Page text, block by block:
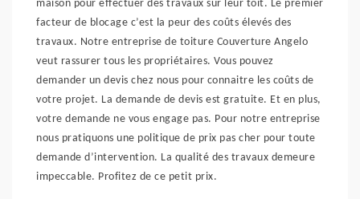
maison pour effectuer des travaux sur leur toit. Le premier
facteur de blocage c’est la peur des coûts élevés des
travaux. Notre entreprise de toiture Couverture Angelo
veut rassurer tous les propriétaires. Vous pouvez
demander un devis chez nous pour connaitre les coûts de
votre projet. La demande de devis est gratuite. Et en plus,
votre demande ne vous engage pas. Pour notre entreprise
nous pratiquons une politique de prix pas cher pour toute
demande d’intervention. La qualité des travaux demeure
impeccable. Profitez de ce petit prix.